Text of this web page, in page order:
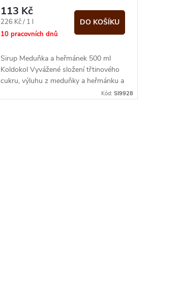
113 Kč
Měrná
cena:
226 Kč / 1 l
10 pracovních dnů
DO KOŠÍKU
Sirup Meduňka a heřmánek 500 ml
Koldokol Vyvážené složení třtinového
cukru, výluhu z meduňky a heřmánku a
bio citrónové šťávy, to je zaručený...
Kód: SI9928